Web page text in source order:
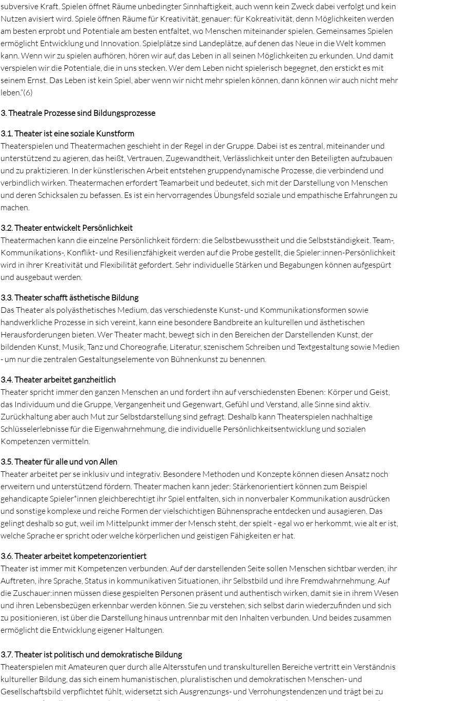
subversive Kraft. Spielen öffnet Räume unbedingter Sinnhaftigkeit, auch wenn kein Zweck dabei verfolgt und kein
Nutzen avisiert wird. Spiele öffnen Räume für Kreativität, genauer: für Kokreativität, denn Möglichkeiten werden
am besten erprobt und Potentiale am besten entfaltet, wo Menschen miteinander spielen. Gemeinsames Spielen
ermöglicht Entwicklung und Innovation. Spielplätze sind Landeplätze, auf denen das Neue in die Welt kommen
kann. Wenn wir zu spielen aufhören, hören wir auf, das Leben in all seinen Möglichkeiten zu erkunden. Und damit
verspielen wir die Potentiale, die in uns stecken. Wer dem Leben nicht spielerisch begegnet, den erstickt es mit
seinem Ernst. Das Leben ist kein Spiel, aber wenn wir nicht mehr spielen können, dann können wir auch nicht mehr
leben.“(6)
3. Theatrale Prozesse sind Bildungsprozesse
3.1. Theater ist eine soziale Kunstform
Theaterspielen und Theatermachen geschieht in der Regel in der Gruppe. Dabei ist es zentral, miteinander und
unterstützend zu agieren, das heißt, Vertrauen, Zugewandtheit, Verlässlichkeit unter den Beteiligten aufzubauen
und zu praktizieren. In der künstlerischen Arbeit entstehen gruppendynamische Prozesse, die verbindend und
verbindlich wirken. Theatermachen erfordert Teamarbeit und bedeutet, sich mit der Darstellung von Menschen
und deren Schicksalen zu befassen. Es ist ein hervorragendes Übungsfeld soziale und empathische Erfahrungen zu
machen.
3.2. Theater entwickelt Persönlichkeit
Theatermachen kann die einzelne Persönlichkeit fördern: die Selbstbewusstheit und die Selbstständigkeit. Team-,
Kommunikations-, Konflikt- und Resilienzfähigkeit werden auf die Probe gestellt, die Spieler:innen-Persönlichkeit
wird in ihrer Kreativität und Flexibilität gefordert. Sehr individuelle Stärken und Begabungen können aufgespürt
und ausgebaut werden.
3.3. Theater schafft ästhetische Bildung
Das Theater als polyästhetisches Medium, das verschiedenste Kunst- und Kommunikationsformen sowie
handwerkliche Prozesse in sich vereint, kann eine besondere Bandbreite an kulturellen und ästhetischen
Herausforderungen bieten. Wer Theater macht, bewegt sich in den Bereichen der Darstellenden Kunst, der
bildenden Kunst, Musik, Tanz und Choreografie, Literatur, szenischem Schreiben und Textgestaltung sowie Medien
- um nur die zentralen Gestaltungselemente von Bühnenkunst zu benennen.
3.4. Theater arbeitet ganzheitlich
Theater spricht immer den ganzen Menschen an und fordert ihn auf verschiedensten Ebenen: Körper und Geist,
das Individuum und die Gruppe, Vergangenheit und Gegenwart, Gefühl und Verstand, alle Sinne sind aktiv.
Zurückhaltung aber auch Mut zur Selbstdarstellung sind gefragt. Deshalb kann Theaterspielen nachhaltige
Schlüsselerlebnisse für die Eigenwahrnehmung, die individuelle Persönlichkeitsentwicklung und sozialen
Kompetenzen vermitteln.
3.5. Theater für alle und von Allen
Theater arbeitet per se inklusiv und integrativ. Besondere Methoden und Konzepte können diesen Ansatz noch
erweitern und unterstützend fördern. Theater machen kann jeder: Stärkenorientiert können zum Beispiel
gehandicapte Spieler*innen gleichberechtigt ihr Spiel entfalten, sich in nonverbaler Kommunikation ausdrücken
und sonstige komplexe und reiche Formen der vielschichtigen Bühnensprache entdecken und ausagieren. Das
gelingt deshalb so gut, weil im Mittelpunkt immer der Mensch steht, der spielt - egal wo er herkommt, wie alt er ist,
welche Sprache er spricht oder welche körperlichen und geistigen Fähigkeiten er hat.
3.6. Theater arbeitet kompetenzorientiert
Theater ist immer mit Kompetenzen verbunden. Auf der darstellenden Seite sollen Menschen sichtbar werden, ihr
Auftreten, ihre Sprache, Status in kommunikativen Situationen, ihr Selbstbild und ihre Fremdwahrnehmung. Auf
die Zuschauer:innen müssen diese gespielten Personen präsent und authentisch wirken, damit sie in ihrem Wesen
und ihren Lebensbezügen erkennbar werden können. Sie zu verstehen, sich selbst darin wiederzufinden und sich
zu positionieren, ist über die Darstellung hinaus untrennbar mit den Inhalten verbunden. Und beides zusammen
ermöglicht die Entwicklung eigener Haltungen.
3.7. Theater ist politisch und demokratische Bildung
Theaterspielen mit Amateuren quer durch alle Altersstufen und transkulturellen Bereiche vertritt ein Verständnis
kultureller Bildung, das sich einem humanistischen, pluralistischen und demokratischen Menschen- und
Gesellschaftsbild verpflichtet fühlt, widersetzt sich Ausgrenzungs- und Verrohungstendenzen und trägt bei zu